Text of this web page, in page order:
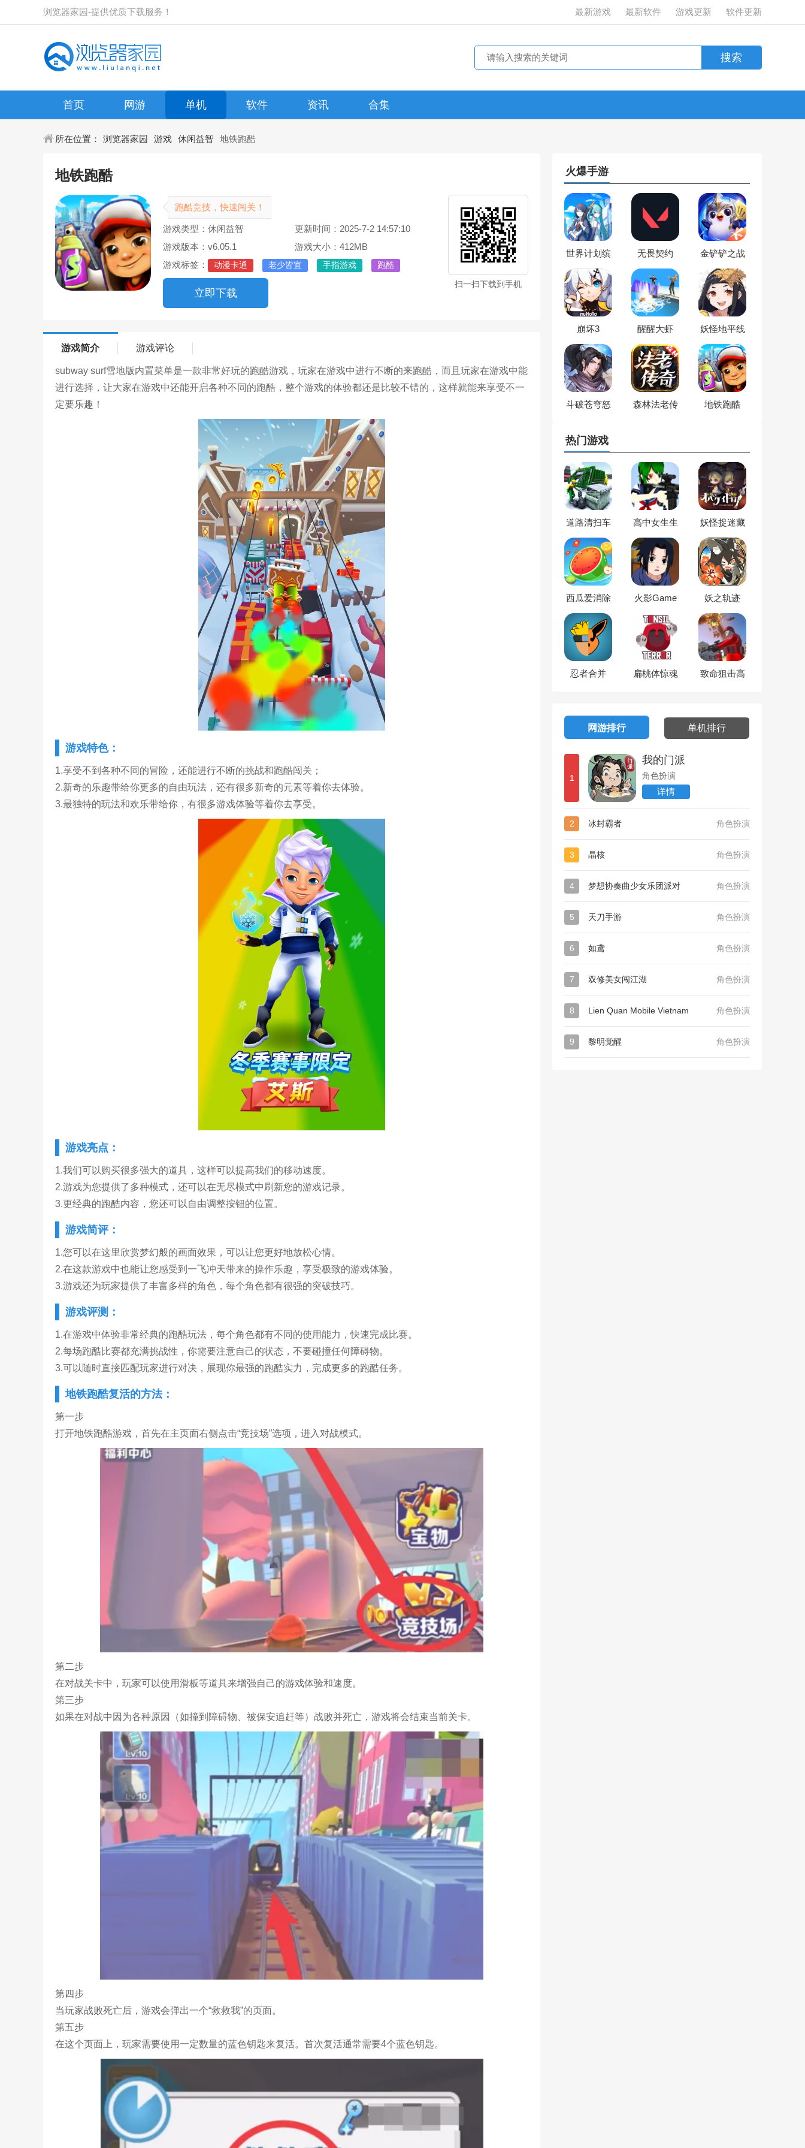
浏览器家园-提供优质下载服务！ 最新游戏 最新软件 游戏更新 软件更新
首页 网游 单机 软件 资讯 合集
所在位置： 浏览器家园 游戏 休闲益智 地铁跑酷
地铁跑酷
跑酷竞技，快速闯关！
游戏类型：休闲益智
更新时间：2025-7-2 14:57:10
游戏版本：v6.05.1
游戏大小：412MB
游戏标签：
动漫卡通 老少皆宜 手指游戏 跑酷
立即下载
扫一扫下载到手机
游戏简介 游戏评论
subway surf雪地版内置菜单是一款非常好玩的跑酷游戏，玩家在游戏中进行不断的来跑酷，而且玩家在游戏中能
进行选择，让大家在游戏中还能开启各种不同的跑酷，整个游戏的体验都还是比较不错的，这样就能来享受不一
定要乐趣！
游戏特色：
1.享受不到各种不同的冒险，还能进行不断的挑战和跑酷闯关；
2.新奇的乐趣带给你更多的自由玩法，还有很多新奇的元素等着你去体验。
3.最独特的玩法和欢乐带给你，有很多游戏体验等着你去享受。
游戏亮点：
1.我们可以购买很多强大的道具，这样可以提高我们的移动速度。
2.游戏为您提供了多种模式，还可以在无尽模式中刷新您的游戏记录。
3.更经典的跑酷内容，您还可以自由调整按钮的位置。
游戏简评：
1.您可以在这里欣赏梦幻般的画面效果，可以让您更好地放松心情。
2.在这款游戏中也能让您感受到一飞冲天带来的操作乐趣，享受极致的游戏体验。
3.游戏还为玩家提供了丰富多样的角色，每个角色都有很强的突破技巧。
游戏评测：
1.在游戏中体验非常经典的跑酷玩法，每个角色都有不同的使用能力，快速完成比赛。
2.每场跑酷比赛都充满挑战性，你需要注意自己的状态，不要碰撞任何障碍物。
3.可以随时直接匹配玩家进行对决，展现你最强的跑酷实力，完成更多的跑酷任务。
地铁跑酷复活的方法：
第一步
打开地铁跑酷游戏，首先在主页面右侧点击“竞技场”选项，进入对战模式。
第二步
在对战关卡中，玩家可以使用滑板等道具来增强自己的游戏体验和速度。
第三步
如果在对战中因为各种原因（如撞到障碍物、被保安追赶等）战败并死亡，游戏将会结束当前关卡。
第四步
当玩家战败死亡后，游戏会弹出一个“救救我”的页面。
第五步
在这个页面上，玩家需要使用一定数量的蓝色钥匙来复活。首次复活通常需要4个蓝色钥匙。
火爆手游
世界计划缤
无畏契约 金铲铲之战
崩坏3 醒醒大虾 妖怪地平线
斗破苍穹怒
森林法老传
地铁跑酷
热门游戏
道路清扫车
高中女生生
妖怪捉迷藏
西瓜爱消除 火影Game 妖之轨迹
忍者合并 扁桃体惊魂
致命狙击高
网游排行 单机排行
1
我的门派
角色扮演
详情
2 冰封霸者 角色扮演
3 晶核 角色扮演
4 梦想协奏曲少女乐团派对 角色扮演
5 天刀手游 角色扮演
6 如鸢 角色扮演
7 双修美女闯江湖 角色扮演
8 Lien Quan Mobile Vietnam 角色扮演
9 黎明觉醒 角色扮演